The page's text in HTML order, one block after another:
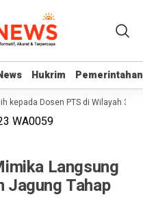
Hukrim Pemerintahan
Hukrim Pemerintahan
Dosen PTS di Wilayah 3T
Langsung
Jagung Tahap